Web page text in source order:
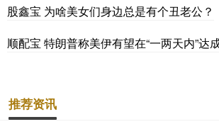
股鑫宝 为啥美女们身边总是有个丑老公？
顺配宝 特朗普称美伊有望在“一两天内”达
推荐资讯